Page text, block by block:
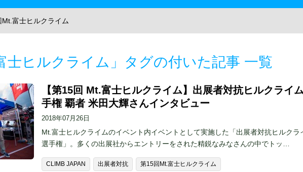
Mt.富士ヒルクライム
士ヒルクライム」タグの付いた記事 一覧
【第15回 Mt.富士ヒルクライム】出展者対抗ヒルクライ
手権 覇者 米田大輝さんインタビュー
2018年07月26日
Mt.富士ヒルクライムのイベント内イベントとして実施した「出展者対抗ヒルクラ
選手権」。多くの出展社からエントリーをされた精鋭なみなさんの中でトッ…
CLIMB JAPAN 出展者対抗 第15回Mt.富士ヒルクライム